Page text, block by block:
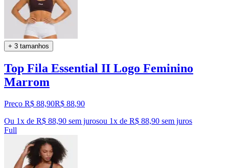
+ 3 tamanhos
Top Fila Essential II Logo Feminino
Marrom
Preço R$ 88,90R$ 88,90
Ou 1x de R$ 88,90 sem jurosou 1x de R$ 88,90 sem juros
Full